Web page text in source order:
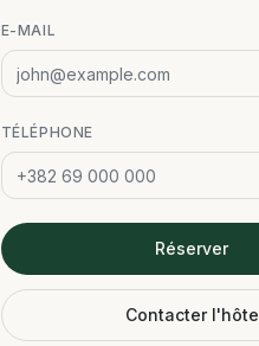
E-MAIL
TÉLÉPHONE
Réserver
Contacter l'hôte